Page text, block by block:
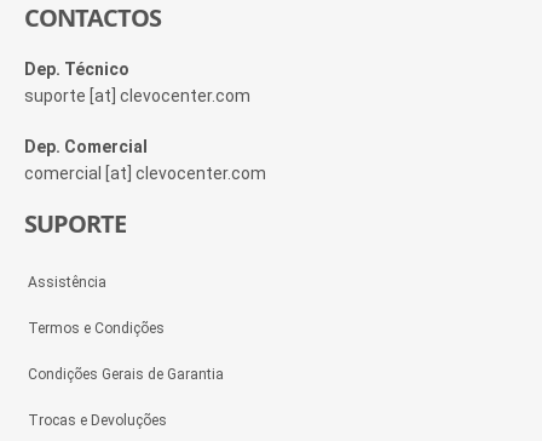
CONTACTOS
Dep. Técnico
suporte [at] clevocenter.com
Dep. Comercial
comercial [at] clevocenter.com
SUPORTE
Assistência
Termos e Condições
Condições Gerais de Garantia
Trocas e Devoluções